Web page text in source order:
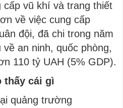
vũ khí và trang thiết
về việc cung cấp
đội, đã chi trong năm
an ninh, quốc phòng,
110 tỷ UAH (5% GDP).
thấy cái gì
quảng trường